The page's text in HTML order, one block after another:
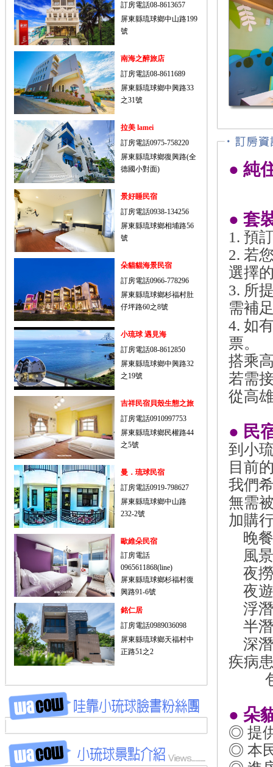
訂房電話08-8613657
屏東縣琉球鄉中山路199
號
南海之醉旅店
訂房電話08-8611689
屏東縣琉球鄉中興路33
之31號
拉美 lamei
訂房電話0975-758220
屏東縣琉球鄉復興路(全
德國小對面)
景好睡民宿
訂房電話0938-134256
屏東縣琉球鄉相埔路56
號
朵貓貓海景民宿
訂房電話0966-778296
屏東縣琉球鄉杉福村肚
仔坪路60之8號
小琉球 遇見海
訂房電話08-8612850
屏東縣琉球鄉中興路32
之19號
吉祥民宿貝殼生態之旅
訂房電話0910997753
屏東縣琉球鄉民權路44
之5號
曼．琉球民宿
訂房電話0919-798627
屏東縣琉球鄉中山路
232-2號
歐維朵民宿
訂房電話
0965611868(line)
屏東縣琉球鄉杉福村復
興路91-6號
銘仁居
訂房電話0989036098
屏東縣琉球鄉天福村中
正路51之2
● 純
● 套
1. 預
2. 若
選擇
3. 所
需補
4. 如
票。
搭乘
若需
從高
● 民
到小
目前
我們
無需
加購
晚餐
風景
夜撈
夜遊
浮潛
半潛
深潛
疾病
包船
● 朵
◎ 提
◎ 本